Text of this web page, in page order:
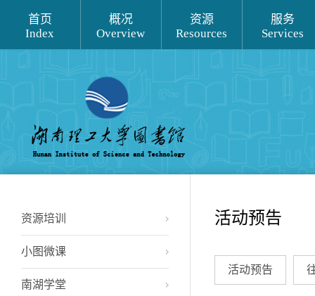
首页
Index
概况
Overview
资源
Resources
服务
Services
资源培训
小图微课
南湖学堂
活动预告
活动预告